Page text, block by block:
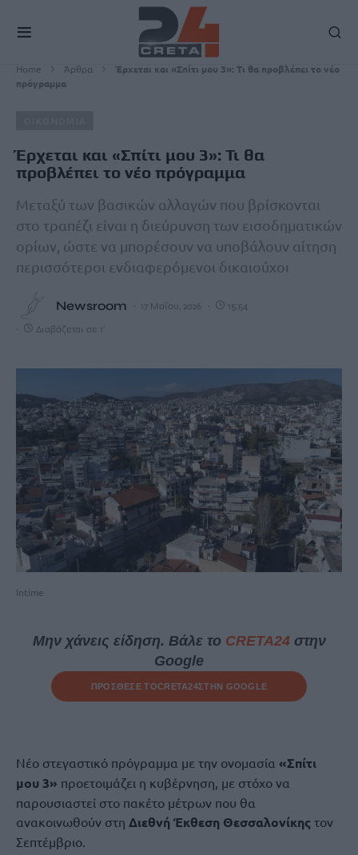
Home Άρθρα
Έρχεται και «Σπίτι μου 3»: Τι θα προβλέπει το νέο
πρόγραμμα
Έρχεται και «Σπίτι μου 3»: Τι θα
προβλέπει το νέο πρόγραμμα
Μεταξύ των βασικών αλλαγών που βρίσκονται
στο τραπέζι είναι η διεύρυνση των εισοδηματικών
ορίων, ώστε να μπορέσουν να υποβάλουν αίτηση
περισσότεροι ενδιαφερόμενοι δικαιούχοι
Newsroom 17 Μαΐου, 2026 15:54
Διαβάζεται σε 1'
Intime
Μην χάνεις είδηση. Βάλε το CRETA24στην
Google
ΠΡΟΣΘΕΣΕ ΤΟCRETA24ΣΤΗΝ GOOGLE
Νέο στεγαστικό πρόγραμμα με την ονομασία «Σπίτι
μου 3» προετοιμάζει η κυβέρνηση, με στόχο να
παρουσιαστεί στο πακέτο μέτρων που θα
ανακοινωθούν στη Διεθνή Έκθεση Θεσσαλονίκης τον
Σεπτέμβριο.